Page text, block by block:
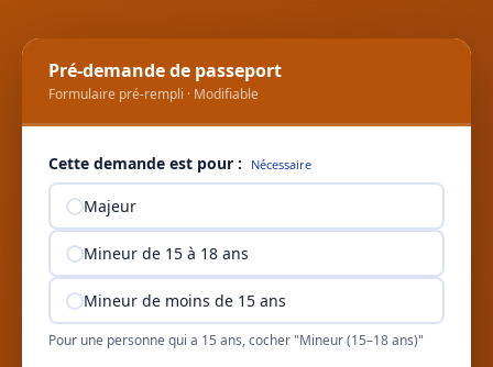
Pré-demande de passeport
Formulaire pré-rempli · Modifiable
Cette demande est pour : Nécessaire
Majeur
Mineur de 15 à 18 ans
Mineur de moins de 15 ans
Pour une personne qui a 15 ans, cocher "Mineur (15–18 ans)"